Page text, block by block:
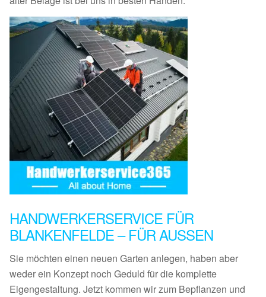
HANDWERKERSERVICE FÜR
BLANKENFELDE – FÜR AUSSEN
Sie möchten einen neuen Garten anlegen, haben aber
weder ein Konzept noch Geduld für die komplette
Eigengestaltung. Jetzt kommen wir zum Bepflanzen und